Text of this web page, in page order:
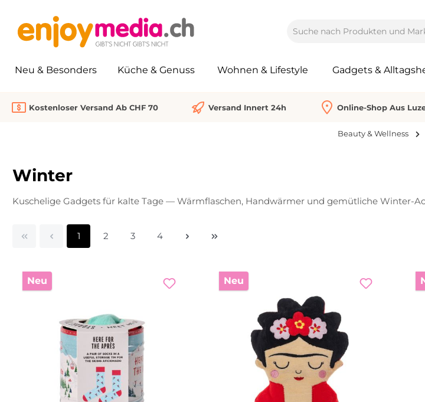
Neu & Besonders Küche & Genuss Wohnen & Lifestyle Gadgets &
Kostenloser Versand Ab CHF 70 Versand Innert 24h Online-Shop Aus
Beauty & Wellness
Winter
Kuschelige Gadgets für kalte Tage — Wärmflaschen, Handwärmer und gemütliche Winter-
Seite
1 Seite
2 Seite
3 Seite
4
Neu Neu